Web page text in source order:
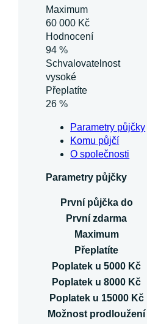
Maximum
60 000 Kč
Hodnocení
94 %
Schvalovatelnost
vysoké
Přeplatíte
26 %
Parametry půjčky
Komu půjčí
O společnosti
Parametry půjčky
První půjčka do
První zdarma
Maximum
Přeplatíte
Poplatek u 5000 Kč
Poplatek u 8000 Kč
Poplatek u 15000 Kč
Možnost prodloužení